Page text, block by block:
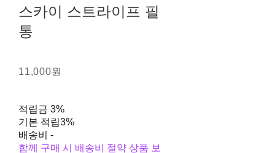
스카이 스트라이프 필
통
11,000원
적립금 3%
기본 적립3%
배송비 -
함께 구매 시 배송비 절약 상품 보